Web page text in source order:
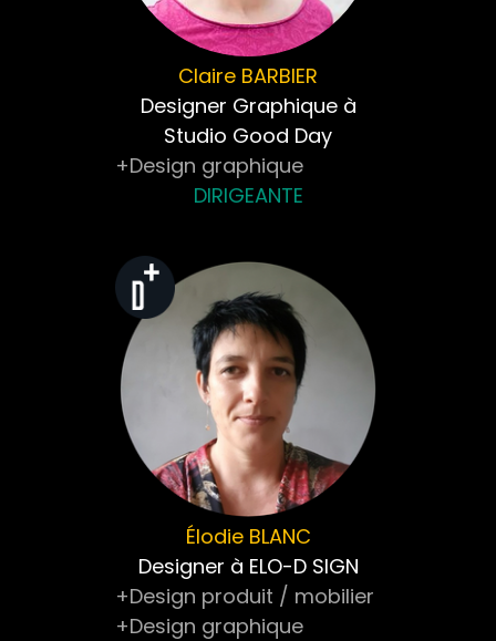
Claire BARBIER
Designer Graphique à
Studio Good Day
+Design graphique
DIRIGEANTE
Élodie BLANC
Designer à ELO-D SIGN
+Design produit / mobilier
+Design graphique